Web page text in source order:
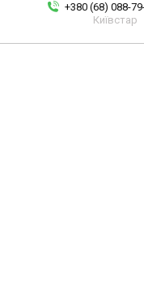
+380 (68) 088-
Київстар